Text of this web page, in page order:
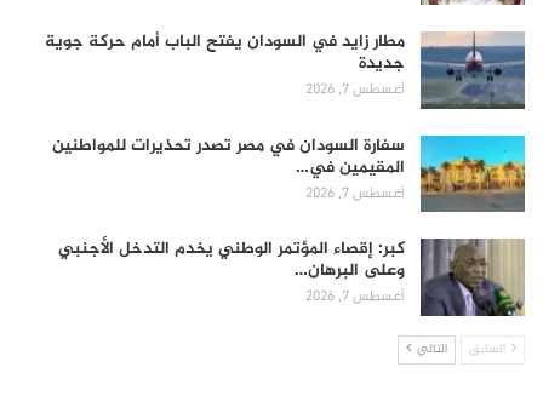
مطار زايد في السودان يفتح الباب أمام حركة جوية
جديدة
أغسطس 7, 2026
سفارة السودان في مصر تصدر تحذيرات للمواطنين
المقيمين في…
أغسطس 7, 2026
كبر: إقصاء المؤتمر الوطني يخدم التدخل الأجنبي
وعلى البرهان…
أغسطس 7, 2026
السابق التالي